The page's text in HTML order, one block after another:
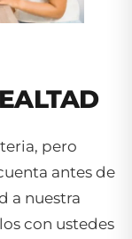
pero
antes de
a nuestra
con ustedes